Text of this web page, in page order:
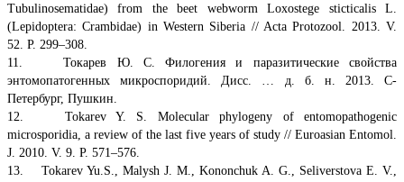
Tubulinosematidae) from the beet webworm Loxostege sticticalis L.
(Lepidoptera: Crambidae) in Western Siberia // Acta Protozool. 2013. V.
52. P. 299–308.
11. Токарев Ю. С. Филогения и паразитические свойства
энтомопатогенных микроспоридий. Дисс. … д. б. н. 2013. С-
Петербург, Пушкин.
12. Tokarev Y. S. Molecular phylogeny of entomopathogenic
microsporidia, a review of the last five years of study // Euroasian Entomol.
J. 2010. V. 9. P. 571–576.
13. Tokarev Yu.S., Malysh J. M., Kononchuk A. G., Seliverstova E. V.,